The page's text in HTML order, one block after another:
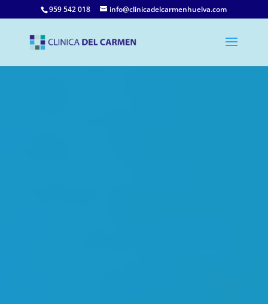
959 542 018 info@clinicadelcarmenhuelva.com